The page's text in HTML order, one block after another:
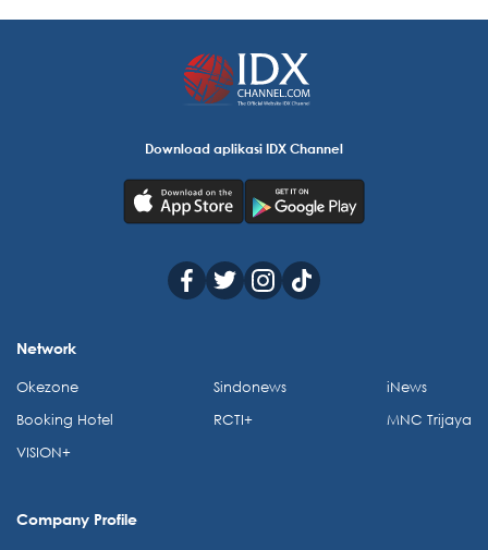
Download aplikasi IDX Channel
Network
Okezone
Booking Hotel
VISION+
Sindonews
RCTI+
iNews
MNC Trijaya
Company Profile